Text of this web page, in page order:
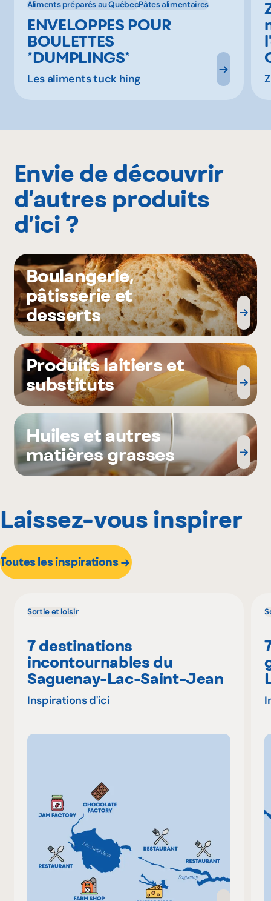
Aliments préparés au QuébecPâtes alimentaires
ENVELOPPES POUR
BOULETTES
*DUMPLINGS*
Les aliments tuck hing
Envie de découvrir
d’autres produits
d’ici ?
Boulangerie,
pâtisserie et
desserts
Produits laitiers et
substituts
Huiles et autres
matières grasses
Laissez-vous inspirer
Toutes les inspirations
Sortie et loisir
7 destinations
incontournables du
Saguenay-Lac-Saint-Jean
Inspirations d'ici